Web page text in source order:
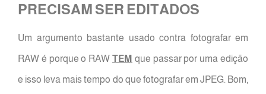
PRECISAM SER EDITADOS
Um argumento bastante usado contra fotografar em
RAW é porque o RAW TEM que passar por uma edição
e isso leva mais tempo do que fotografar em JPEG. Bom,